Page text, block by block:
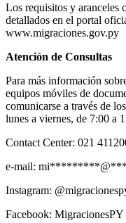
Los requisitos y aranceles
detallados en el portal
www.migraciones.gov.py
Atención de Consultas
Para más información
equipos móviles de
comunicarse a través de
lunes a viernes, de 7:00 a
Contact Center: 021
e-mail: mi*********@
Instagram:
Facebook: MigracionesPY